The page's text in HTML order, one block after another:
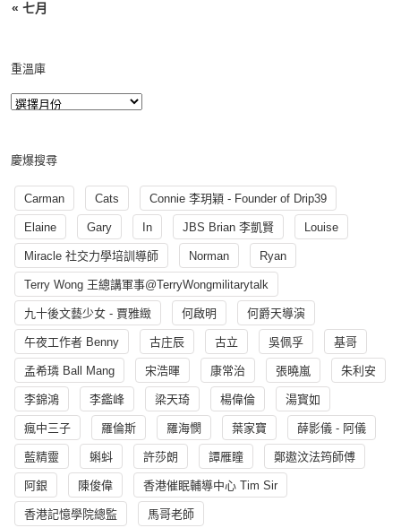
« 七月
重溫庫
慶爆搜尋
Carman Cats Connie 李玥穎 - Founder of Drip39
Elaine Gary In JBS Brian 李凱賢 Louise
Miracle 社交力學培訓導師 Norman Ryan
Terry Wong 王總講軍事@TerryWongmilitarytalk
九十後文藝少女 - 賈雅緻 何啟明 何爵天導演
午夜工作者 Benny 古庄辰 古立 吳佩孚 基哥
孟希璘 Ball Mang 宋浩暉 康常治 張曉嵐 朱利安
李錦鴻 李鑑峰 梁天琦 楊偉倫 湯寳如
瘋中三子 羅倫斯 羅海憫 葉家寶 薛影儀 - 阿儀
藍精靈 蝌蚪 許莎朗 譚雁瞳 鄭遨汶法筠師傅
阿銀 陳俊偉 香港催眠輔導中心 Tim Sir
香港記憶學院總監 馬哥老師